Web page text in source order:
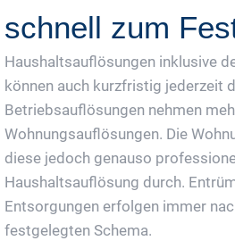
schnell zum
Haushaltsauflösungen inklusive
können auch kurzfristig jederzeit
Betriebsauflösungen nehmen
Wohnungsauflösungen. Die
diese jedoch genauso
Haushaltsauflösung durch.
Entsorgungen erfolgen immer
festgelegten Schema.